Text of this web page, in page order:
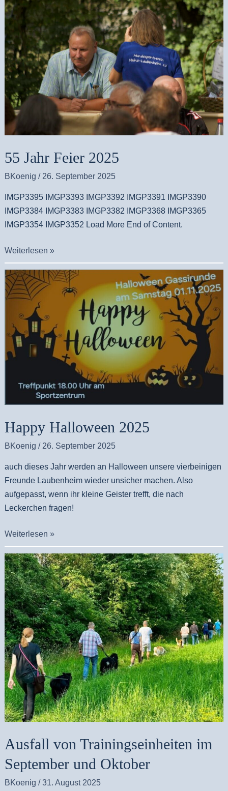
55 Jahr Feier 2025
BKoenig / 26. September 2025
IMGP3395 IMGP3393 IMGP3392 IMGP3391 IMGP3390
IMGP3384 IMGP3383 IMGP3382 IMGP3368 IMGP3365
IMGP3354 IMGP3352 Load More End of Content.
Jahr
2025
Weiterlesen »
Happy Halloween 2025
BKoenig / 26. September 2025
auch dieses Jahr werden an Halloween unsere vierbeinigen
Freunde Laubenheim wieder unsicher machen. Also
aufgepasst, wenn ihr kleine Geister trefft, die nach
Leckerchen fragen!
Happy
Halloween
Weiterlesen »
Ausfall von Trainingseinheiten im
September und Oktober
BKoenig /31. August 2025
Ausfall
von
Trainingseinheiten
im
September
und
Oktober